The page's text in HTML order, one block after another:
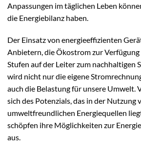
Anpassungen im täglichen Leben
die Energiebilanz haben.
Der Einsatz von energieeffizienten
Anbietern, die Ökostrom zur
Stufen auf der Leiter zum nachhaltigen
wird nicht nur die eigene
auch die Belastung für unsere Umwelt.
sich des Potenzials, das in der Nutzung
umweltfreundlichen Energiequellen
schöpfen ihre Möglichkeiten zur
aus.